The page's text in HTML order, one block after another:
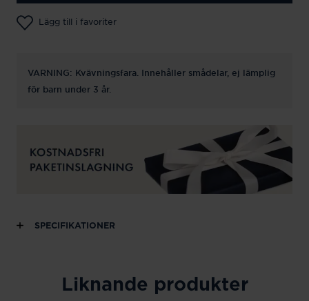
Lägg till i favoriter
VARNING: Kvävningsfara. Innehåller smådelar, ej lämplig
för barn under 3 år.
SPECIFIKATIONER
Liknande produkter